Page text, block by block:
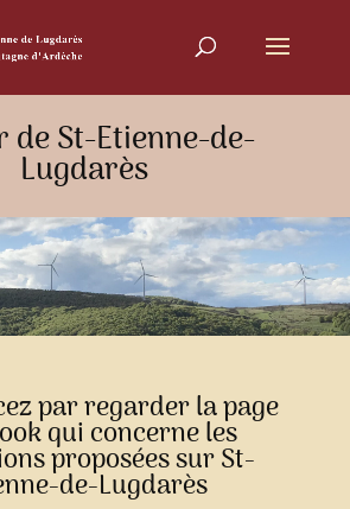
de St-Etienne-de-
Lugdarès
par regarder la page
qui concerne les
proposées sur St-
de-Lugdarès